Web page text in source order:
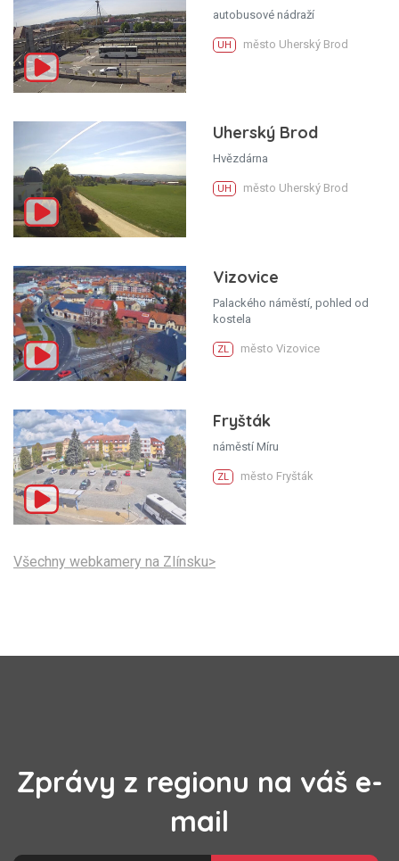
autobusové nádraží
UH město Uherský Brod
Uherský Brod
Hvězdárna
UH město Uherský Brod
Vizovice
Palackého náměstí, pohled od
kostela
ZL město Vizovice
Fryšták
náměstí Míru
ZL město Fryšták
Všechny webkamery na Zlínsku>
Zprávy z regionu na váš e-
mail